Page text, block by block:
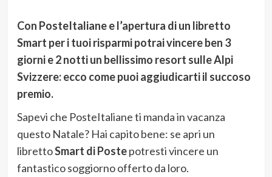
Con PosteItaliane e l’apertura di un libretto
Smart per i tuoi risparmi potrai vincere ben 3
giorni e 2 notti un bellissimo resort sulle Alpi
Svizzere: ecco come puoi aggiudicarti il succoso
premio.
Sapevi che PosteItaliane ti manda in vacanza
questo Natale? Hai capito bene: se apri un
librettoSmart di Postepotresti vincere un
fantastico soggiorno offerto da loro.